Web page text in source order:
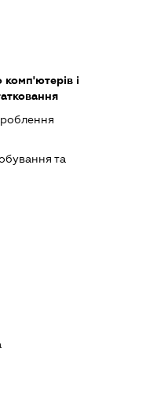
і
та